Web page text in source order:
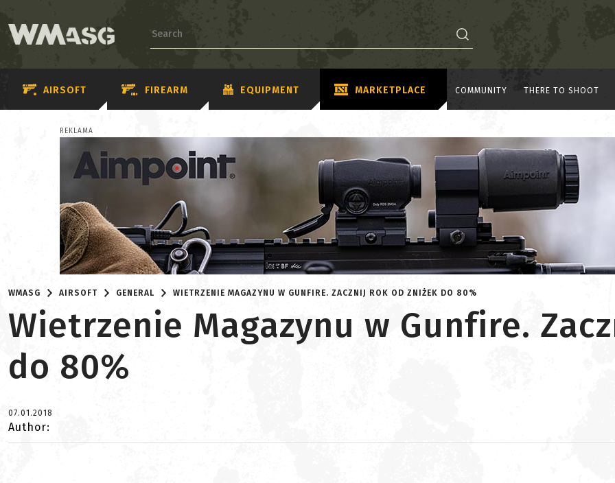
AIRSOFT FIREARM EQUIPMENT MARKETPLACE COMMUNITY THERE TO SHOOT
REKLAMA
WMASG AIRSOFT GENERAL WIETRZENIE MAGAZYNU W GUNFIRE. ZACZNIJ ROK OD ZNIŻEK DO 80%
Wietrzenie Magazynu w Gunfire.
do 80%
07.01.2018
Author: